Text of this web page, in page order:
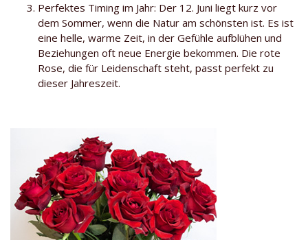
Perfektes Timing im Jahr: Der 12. Juni liegt kurz vor
dem Sommer, wenn die Natur am schönsten ist. Es ist
eine helle, warme Zeit, in der Gefühle aufblühen und
Beziehungen oft neue Energie bekommen. Die rote
Rose, die für Leidenschaft steht, passt perfekt zu
dieser Jahreszeit.